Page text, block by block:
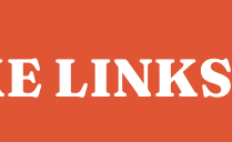
LINKS